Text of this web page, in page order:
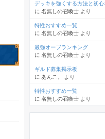
デッキを強くする方法と初
に 名無しの召喚士 より
特性おすすめ一覧
に 名無しの召喚士 より
最強オーブランキング
に 名無しの召喚士 より
ギルド募集掲示板
に あんこ。 より
特性おすすめ一覧
に 名無しの召喚士 より